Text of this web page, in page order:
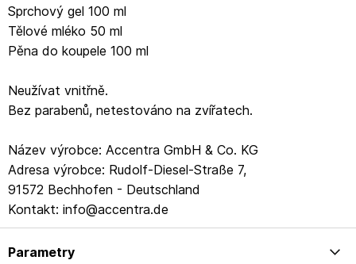
Sprchový gel 100 ml
Tělové mléko 50 ml
Pěna do koupele 100 ml
Neužívat vnitřně.
Bez parabenů, netestováno na zvířatech.
Název výrobce: Accentra GmbH & Co. KG
Adresa výrobce: Rudolf-Diesel-Straße 7,
91572 Bechhofen - Deutschland
Kontakt: info@accentra.de
Parametry